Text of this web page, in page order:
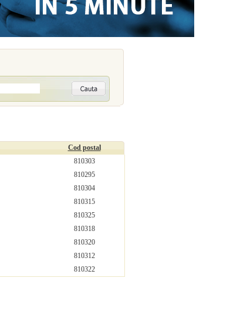
Cod postal
810303
810295
810304
810315
810325
810318
810320
810312
810322